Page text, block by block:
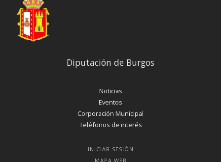
Diputación de Burgos
Noticias
Eventos
Corporación Municipal
Teléfonos de interés
INICIAR SESIÓN
MAPA WEB